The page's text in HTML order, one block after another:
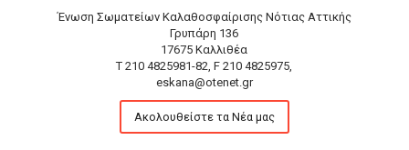
Ένωση Σωματείων Καλαθοσφαίρισης Νότιας Αττικής
Γρυπάρη 136
17675 Καλλιθέα
T 210 4825981-82, F 210 4825975,
eskana@otenet.gr
Ακολουθείστε τα Νέα μας